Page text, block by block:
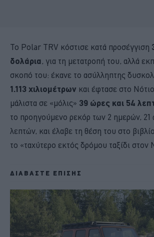
Το Polar TRV κόστισε κατά προσέγγιση
δολάρια, για τη μετατροπή του, αλλά
σκοπό του: έκανε το ασύλληπτης
1.113 χιλιομέτρων και έφτασε στο
μάλιστα σε «μόλις» 39 ώρες και 54
το προηγούμενο ρεκόρ των 2 ημερών, 21
λεπτών, και έλαβε τη θέση του στο
το «ταχύτερο εκτός δρόμου ταξίδι στον
ΔΙΑΒΑΣΤΕ ΕΠΙΣΗΣ